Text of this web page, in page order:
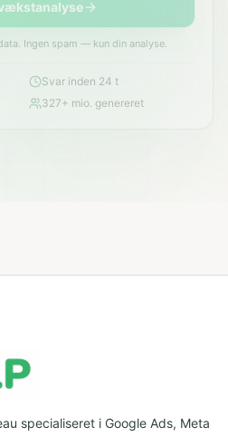
Ingen spam — kun din analyse.
Svar inden 24 t
327+ mio. genereret
specialiseret i Google Ads, Meta